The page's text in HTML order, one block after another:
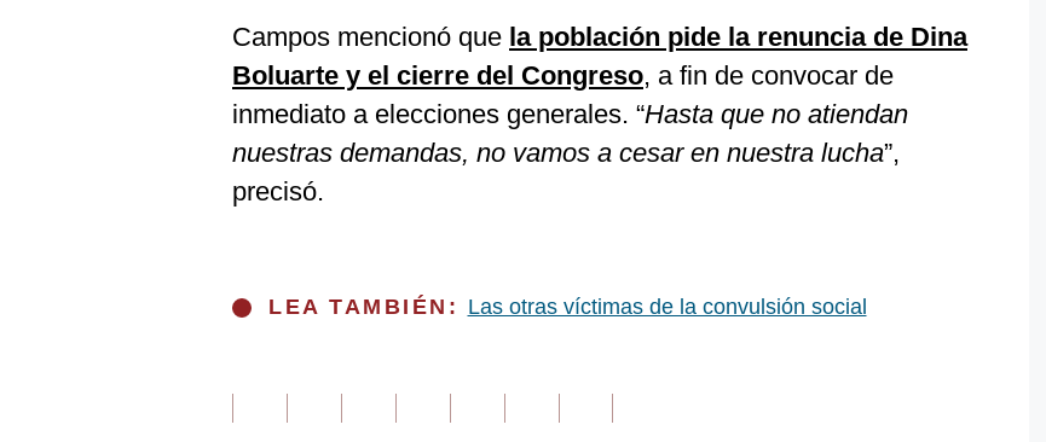
Campos mencionó que la población pide la renuncia de Dina
Boluarte y el cierre del Congreso, a fin de convocar de
inmediato a elecciones generales. “Hasta que no atiendan
nuestras demandas, no vamos a cesar en nuestra lucha”,
precisó.
LEA TAMBIÉN: Las otras víctimas de la convulsión social